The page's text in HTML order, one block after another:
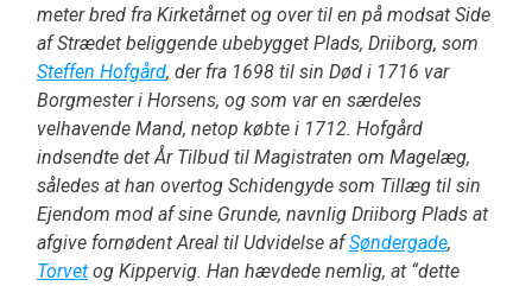
meter bred fra Kirketårnet og over til en på modsat Side
af Strædet beliggende ubebygget Plads, Driiborg, som
Steffen Hofgård, der fra 1698 til sin Død i 1716 var
Borgmester i Horsens, og som var en særdeles
velhavende Mand, netop købte i 1712. Hofgård
indsendte det År Tilbud til Magistraten om Magelæg,
således at han overtog Schidengyde som Tillæg til sin
Ejendom mod af sine Grunde, navnlig Driiborg Plads at
afgive fornødent Areal til Udvidelse afSøndergade,
Torvetog Kippervig. Han hævdede nemlig, at “dette